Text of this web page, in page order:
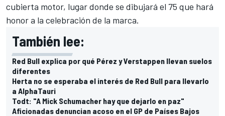
cubierta motor, lugar donde se dibujará el 75 que hará
honor a la celebración de la marca.
También lee:
Red Bull explica por qué Pérez y Verstappen llevan suelos
diferentes
Herta no se esperaba el interés de Red Bull para llevarlo
a AlphaTauri
Todt: "A Mick Schumacher hay que dejarlo en paz"
Aficionadas denuncian acoso en el GP de Países Bajos